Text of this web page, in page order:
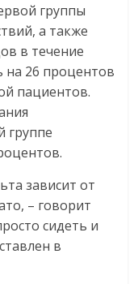
группы
а также
в течение
на 26 процентов
пациентов.
группе
зависит от
– говорит
сидеть и
в